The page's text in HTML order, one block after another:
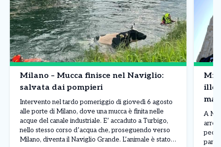
Milano – Mucca finisce nel Naviglio:
salvata dai pompieri
Intervento nel tardo pomeriggio di giovedì 6 agosto
alle porte di Milano, dove una mucca è finita nelle
acque del canale industriale. E’ accaduto a Turbigo,
nello stesso corso d’acqua che, proseguendo verso
Milano, diventa il Naviglio Grande. L’animale è stato
un
A